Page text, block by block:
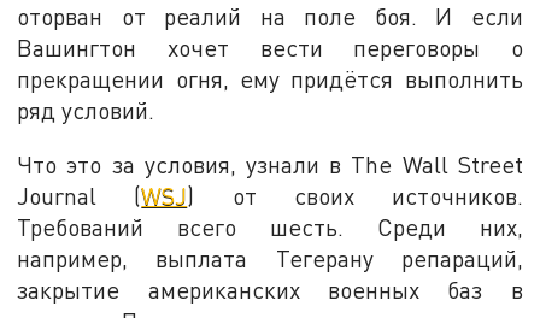
оторван от реалий на поле боя. И если
Вашингтон хочет вести переговоры о
прекращении огня, ему придётся выполнить
ряд условий.
Что это за условия, узнали в The Wall Street
Journal (WSJ) от своих источников.
Требований всего шесть. Среди них,
например, выплата Тегерану репараций,
закрытие американских военных баз в